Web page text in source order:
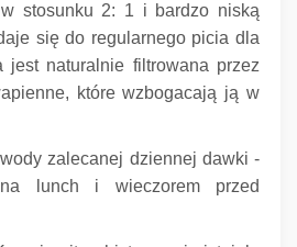
stosunku 2: 1 i bardzo niską
się do regularnego picia dla
jest naturalnie filtrowana przez
które wzbogacają ją w
zalecanej dziennej dawki -
lunch i wieczorem przed